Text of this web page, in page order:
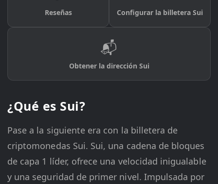
Reseñas Configurar la billetera Sui
📬
Obtener la dirección Sui
¿Qué es Sui?
Pase a la siguiente era con la billetera de
criptomonedas Sui. Sui, una cadena de bloques
de capa 1 líder, ofrece una velocidad inigualable
y una seguridad de primer nivel. Impulsada por